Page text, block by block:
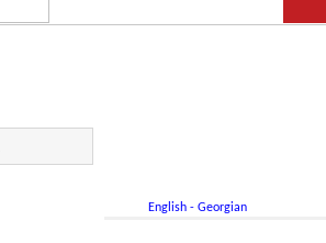
English - Georgian